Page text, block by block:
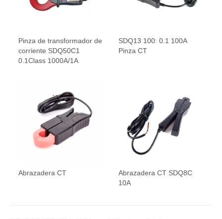
Pinza de transformador de
corriente SDQ50C1
0.1Class 1000A/1A
SDQ13 100: 0.1 100A
Pinza CT
Abrazadera CT
Abrazadera CT SDQ8C
10A